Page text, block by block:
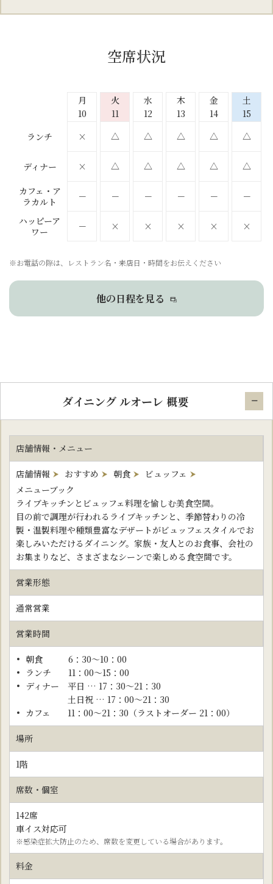
空席状況
月
10
火
11
水
12
木
13
金
14
土
15
ランチ
× △ △ △ △ △
ディナー × △ △ △ △ △
カフェ・ア
ラカルト
－ － － － － －
ハッピーア
ワー
－ × × × × ×
※お電話の際は、レストラン名・来店日・時間をお伝えください
他の日程を見る
ダイニング ルオーレ 概要
店舗情報・メニュー
店舗情報 おすすめ 朝食
ビュッフェ
メニューブック
ライブキッチンとビュッフェ料理を愉しむ美食空間。
目の前で調理が行われるライブキッチンと、季節替わりの冷
製・温製料理や種類豊富なデザートがビュッフェスタイルでお
楽しみいただけるダイニング。家族・友人とのお食事、会社の
お集まりなど、さまざまなシーンで楽しめる食空間です。
営業形態
通常営業
営業時間
朝食 6：30～10：00
ランチ 11：00～15：00
ディナー 平日 … 17：30～21：30
土日祝 … 17：00～21：30
カフェ 11：00～21：30（ラストオーダー 21：00）
場所
1階
席数・個室
142席
車イス対応可
※感染症拡大防止のため、席数を変更している場合があります。
料金